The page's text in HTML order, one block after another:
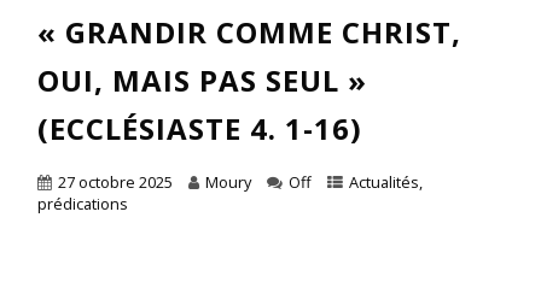
« GRANDIR COMME CHRIST,
OUI, MAIS PAS SEUL »
(ECCLÉSIASTE 4. 1-16)
27 octobre 2025 Moury Off Actualités,
prédications